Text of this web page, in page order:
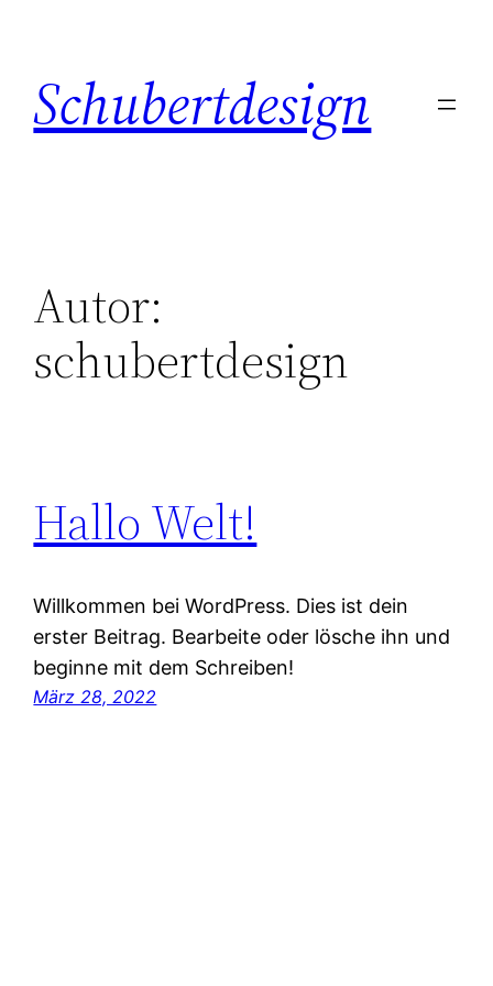
springen
Schubertdesign
Autor:
schubertdesign
Hallo Welt!
Willkommen bei WordPress. Dies ist dein
erster Beitrag. Bearbeite oder lösche ihn und
beginne mit dem Schreiben!
März 28, 2022